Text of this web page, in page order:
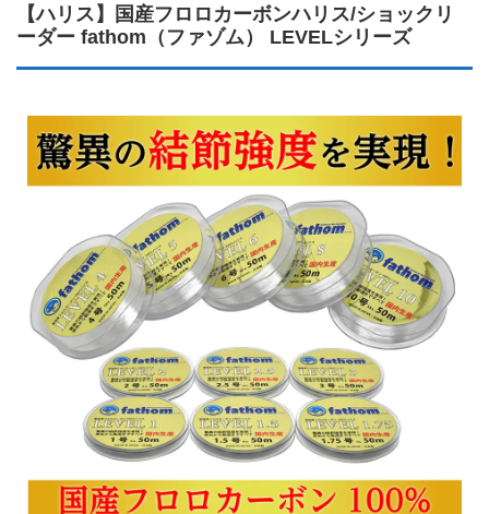
【ハリス】国産フロロカーボンハリス/ショックリ
ーダー fathom（ファゾム） LEVELシリーズ